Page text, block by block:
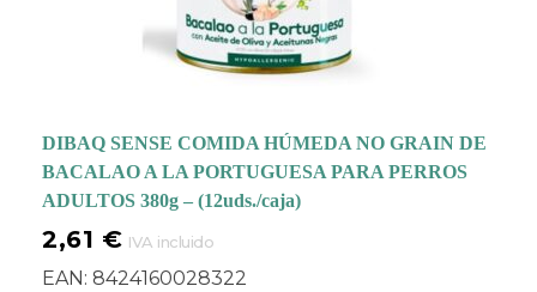
DIBAQ SENSE COMIDA HÚMEDA NO GRAIN DE
BACALAO A LA PORTUGUESA PARA PERROS
ADULTOS 380g – (12uds./caja)
2,61 € IVA incluido
EAN: 8424160028322